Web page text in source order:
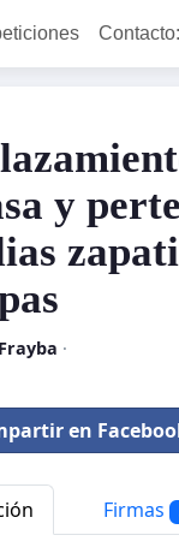
Contacto:
y
·
en
Firmas